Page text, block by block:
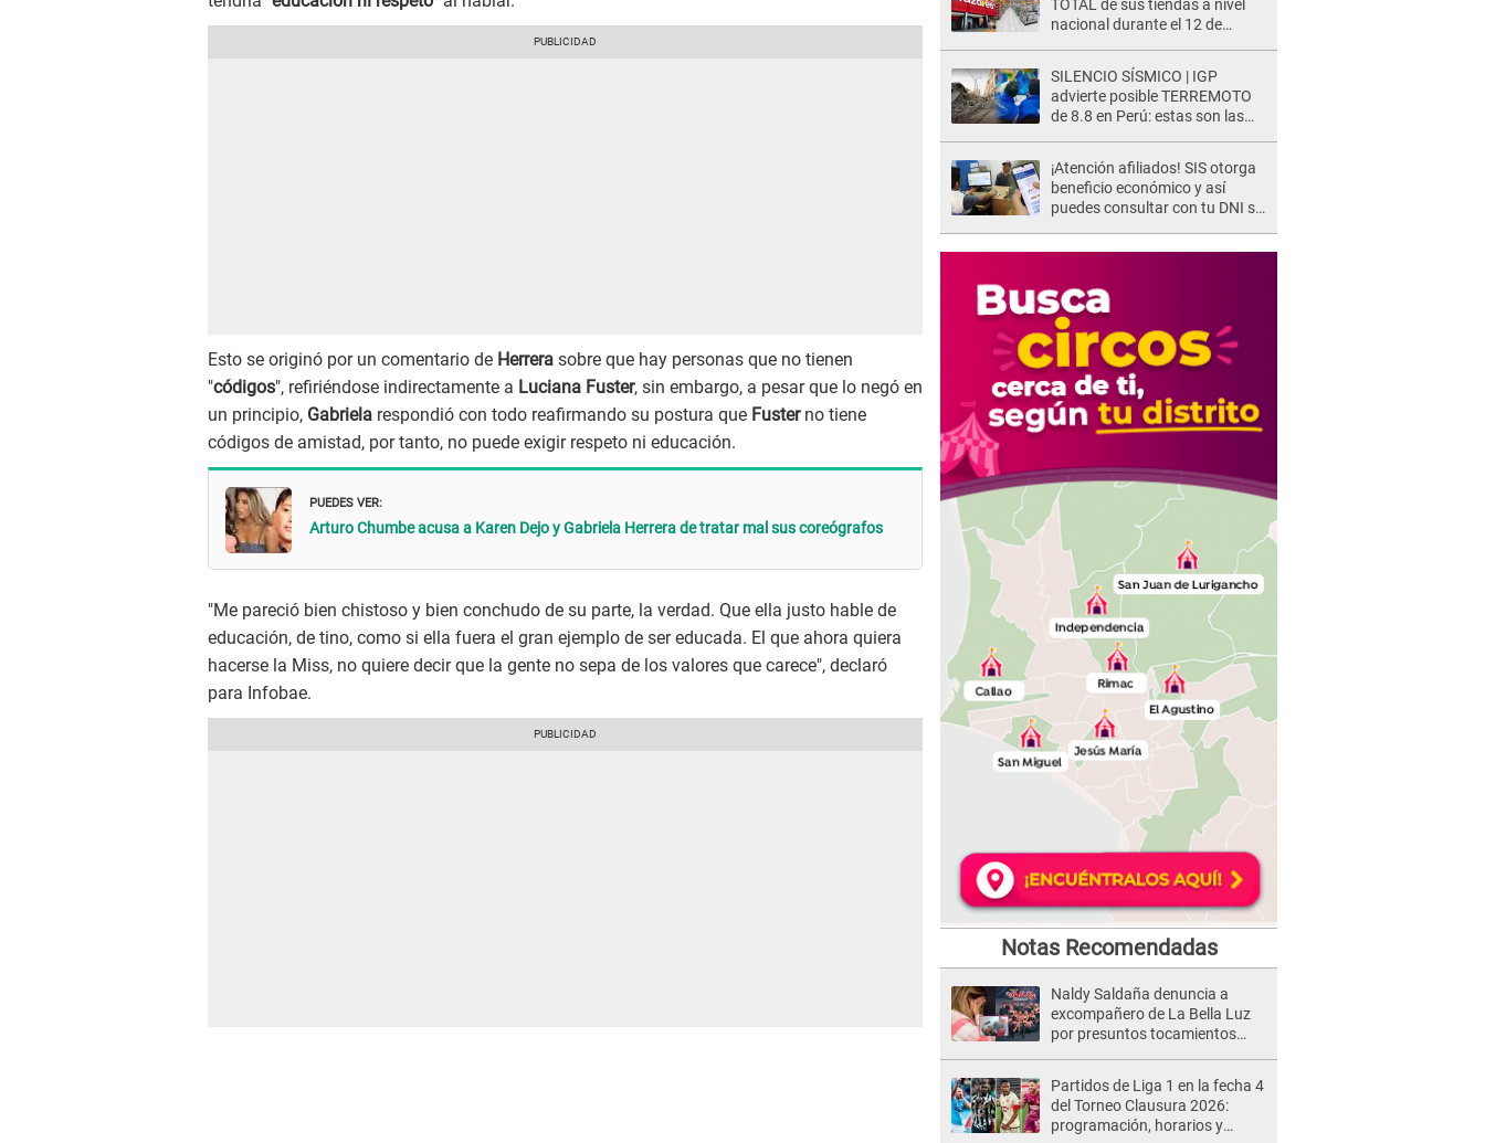
Esto se originó por un comentario de Herrera sobre que hay personas que no tienen
"códigos", refiriéndose indirectamente a Luciana Fuster, sin embargo, a pesar que lo negó en
un principio, Gabriela respondió con todo reafirmando su postura que Fusterno tiene
códigos de amistad, por tanto, no puede exigir respeto ni educación.
PUEDES VER:
Arturo Chumbe acusa a Karen Dejo y Gabriela Herrera de tratar mal sus coreógrafos
"Me pareció bien chistoso y bien conchudo de su parte, la verdad. Que ella justo hable de
educación, de tino, como si ella fuera el gran ejemplo de ser educada. El que ahora quiera
hacerse la Miss, no quiere decir que la gente no sepa de los valores que carece", declaró
para Infobae.
TOTAL de sus tiendas a nivel
nacional durante el 12 de
SILENCIO SÍSMICO | IGP
advierte posible TERREMOTO
de 8.8 en Perú: estas son las
¡Atención afiliados! SIS otorga
beneficio económico y así
puedes consultar con tu DNI si
Notas Recomendadas
Naldy Saldaña denuncia a
excompañero de La Bella Luz
por presuntos tocamientos
Partidos de Liga 1 en la fecha 4
del Torneo Clausura 2026:
programación, horarios y